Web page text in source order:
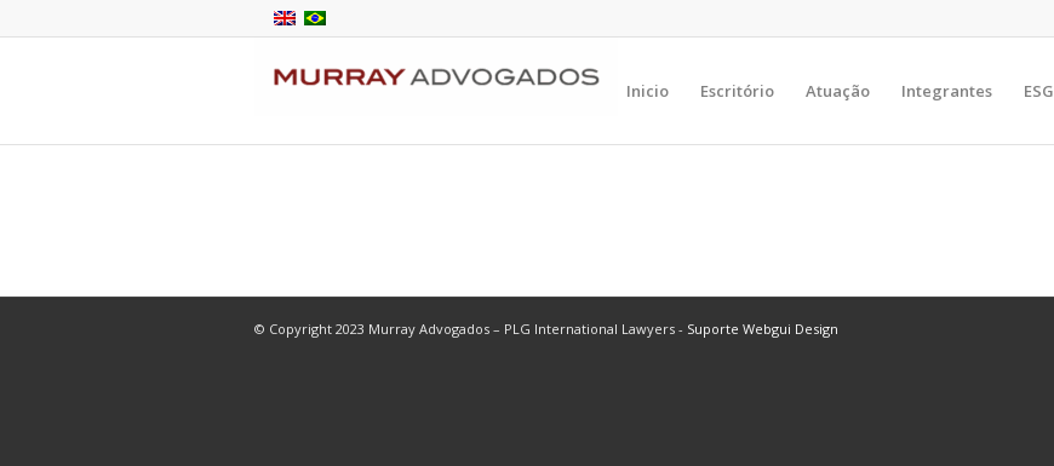
Inicio Escritório Atuação Integrantes ESG
© Copyright 2023 Murray Advogados – PLG International Lawyers - Suporte Webgui Design